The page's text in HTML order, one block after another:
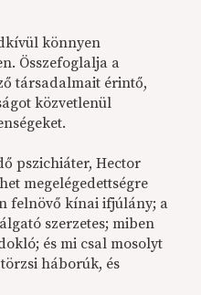
könnyen
Összefoglalja a
társadalmait érintő,
közvetlenül
pszichiáter, Hector
megelégedettségre
felnövő kínai ifjúlány; a
szerzetes; miben
és mi csal mosolyt
háborúk, és